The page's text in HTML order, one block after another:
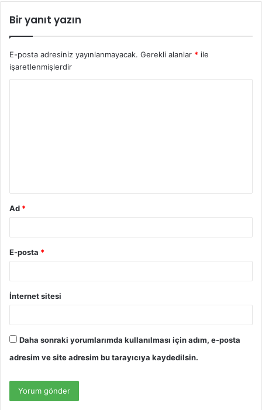
Bir yanıt yazın
E-posta adresiniz yayınlanmayacak. Gerekli alanlar * ile
işaretlenmişlerdir
Ad *
E-posta *
İnternet sitesi
Daha sonraki yorumlarımda kullanılması için adım, e-posta
adresim ve site adresim bu tarayıcıya kaydedilsin.